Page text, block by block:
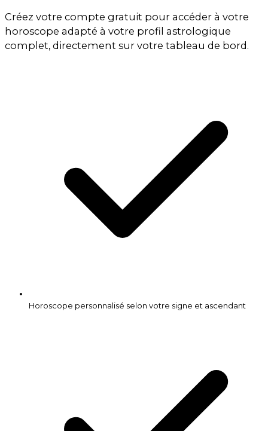
Créez votre compte gratuit pour accéder à votre
horoscope adapté à votre profil astrologique
complet, directement sur votre tableau de bord.
Horoscope personnalisé selon votre signe et ascendant